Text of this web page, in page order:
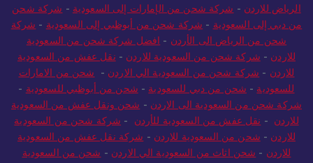
الرياض للاردن -شركة شحن من الإمارات إلى السعودية -شركة شحن
من دبي إلى السعودية- شركة شحن من أبوظبي إلى السعودية-شركة
شحن من الرياض الى الأردن -افضل شركة شحن من السعودية
للاردن -شركة شحن من السعودية للاردن -نقل عفش من السعودية
للاردن -شركة شحن من السعودية الي الاردن -شحن من الامارات
للسعودية-شحن من دبي للسعودية-شحن من أبوظبي للسعودية-
شركة شحن من السعودية الى الاردن -شحن ونقل عفش من السعودية
للاردن -نقل عفش من السعودية للأردن - شركة شحن من السعودية
للاردن -شحن من السعودية للاردن -شركة نقل عفش من السعودية
للاردن -شحن اثاث من السعودية الي الاردن -شحن من السعودية